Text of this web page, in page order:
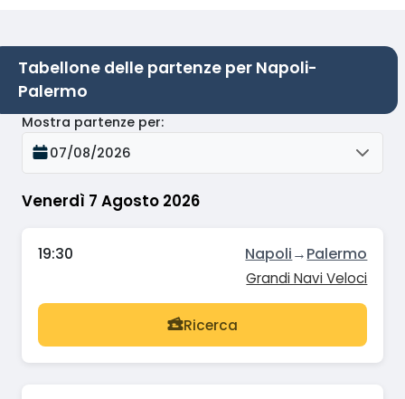
Tabellone delle partenze per Napoli-
Palermo
Venerdì 7 Agosto 2026
Mostra partenze per:
07/08/2026
19:30 Napoli→Palermo
Grandi Navi Veloci
Ricerca